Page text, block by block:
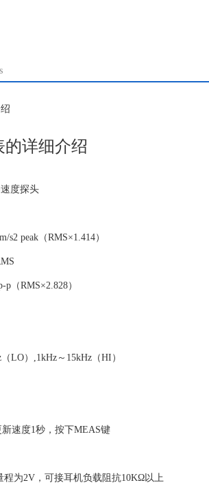
详细介绍
度探头
s2 peak（RMS×1.414）
p（RMS×2.828）
LO）,1kHz～15kHz（HI）
速度1秒，按下MEAS键
程为2V，可接耳机负载阻抗10KΩ以上